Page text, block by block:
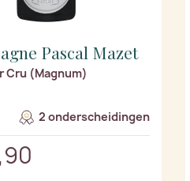
Pascal Mazet
Cru (Magnum)
2 onderscheidingen